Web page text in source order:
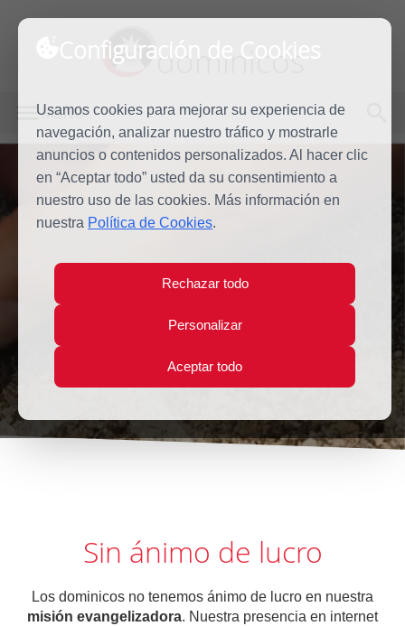
Configuración de Cookies
Usamos cookies para mejorar su experiencia de
navegación, analizar nuestro tráfico y mostrarle
anuncios o contenidos personalizados. Al hacer clic
en “Aceptar todo” usted da su consentimiento a
nuestro uso de las cookies. Más información en
nuestra Política de Cookies.
Rechazar todo
Personalizar
Aceptar todo
dominicos
MENÚ
Sin ánimo de lucro
Los dominicos no tenemos ánimo de lucro en nuestra
misión evangelizadora. Nuestra presencia en internet